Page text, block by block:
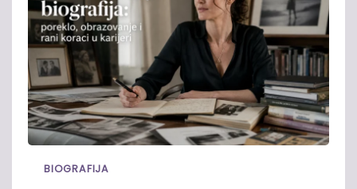
BIOGRAFIJA